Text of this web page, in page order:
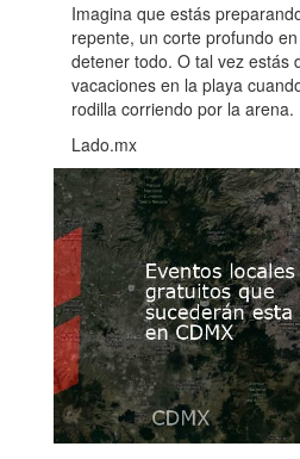
Imagina que estás
repente, un corte profundo
detener todo. O tal vez estás
vacaciones en la playa
rodilla corriendo por la arena.
Lado.mx